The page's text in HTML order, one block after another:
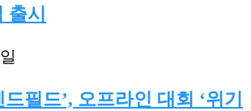
출시
필드’, 오프라인 대회 ‘위기